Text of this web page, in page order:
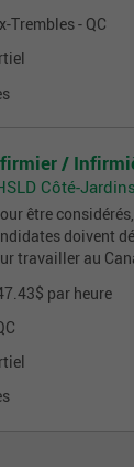
Trembles - QC
/
Côté-
être
doivent
travailler au
par heure